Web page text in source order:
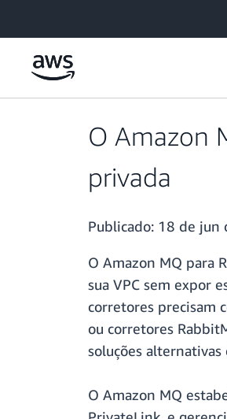
O Amazon
privada
Publicado: 18 de jun
O Amazon MQ para
sua VPC sem expor
corretores precisam
ou corretores
soluções alternativas
O Amazon MQ